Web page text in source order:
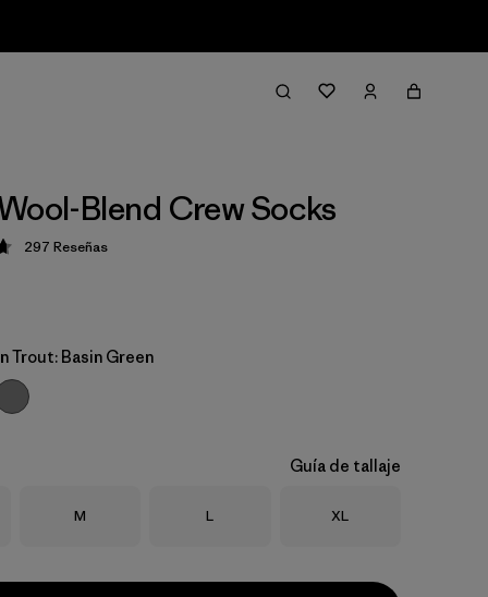
Blend Crew Socks
4.7 / 5
297 Reseñas
Trout: Basin Green
Guía de tallaje
Talla
M Talla
L Talla
XL